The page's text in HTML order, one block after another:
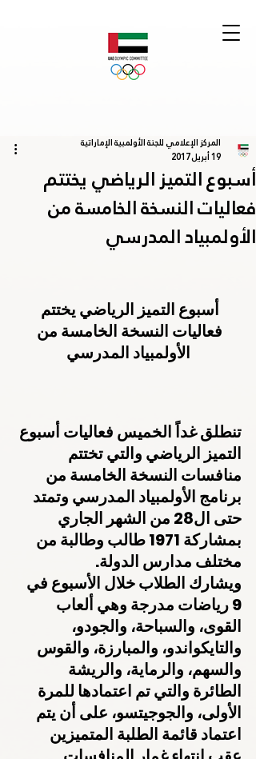
أسبوع التميز الرياضي يختتم
فعاليات النسخة الخامسة من
الأولمبياد المدرسي
المركز الإعلامي للجنة الأولمبية الإماراتية
19 أبريل 2017
أسبوع التميز الرياضي يختتم
فعاليات النسخة الخامسة من
الأولمبياد المدرسي
تنطلق غداً الخميس فعاليات أسبوع
التميز الرياضي والتي تختتم
منافسات النسخة الخامسة من
برنامج الأولمبياد المدرسي وتمتد
حتى ال28 من الشهر الجاري
بمشاركة 1971 طالب وطالبة من
مختلف مدارس الدولة.
ويشارك الطلاب خلال الأسبوع في
9 رياضات مدرجة وهي ألعاب
القوى، والسباحة، والجودو،
والتايكواندو، والمبارزة، والقوس
والسهم، والرماية، والريشة
الطائرة والتي تم اعتمادها للمرة
الأولى، والجوجيتسو، على أن يتم
اعتماد قائمة الطلبة المتميزين